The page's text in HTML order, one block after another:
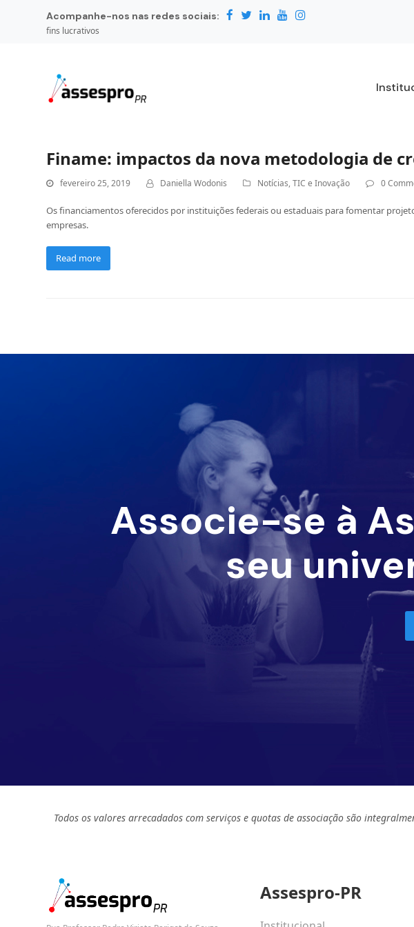
Acompanhe-nos nas redes sociais:
fins lucrativos
Finame: impactos da nova metodologia de
fevereiro 25, 2019 Daniella Wodonis Notícias,TIC e Inovação 0
Os financiamentos oferecidos por instituições federais ou estaduais para fomentar
empresas.
Read more
Associe-se à
seu
Todos os valores arrecadados com serviços e quotas de associação são
Assespro-PR